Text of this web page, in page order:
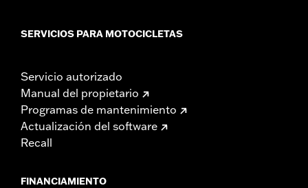
SERVICIOS PARA MOTOCICLETAS
Servicio autorizado
Manual del propietario
Programas de mantenimiento
Actualización del software
Recall
FINANCIAMIENTO